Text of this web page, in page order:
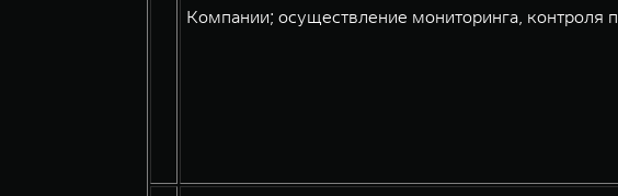
Компании; осуществление мониторинга, контроля